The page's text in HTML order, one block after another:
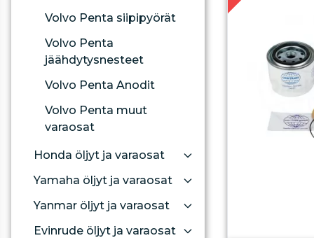
Volvo Penta siipipyörät
Volvo Penta
jäähdytysnesteet
Volvo Penta Anodit
Volvo Penta muut
varaosat
Honda öljyt ja varaosat
Yamaha öljyt ja varaosat
Yanmar öljyt ja varaosat
Evinrude öljyt ja varaosat